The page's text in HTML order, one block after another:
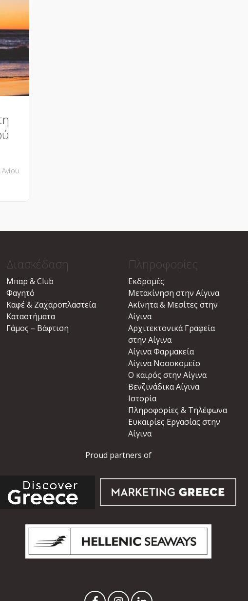
Αγίου
Διασκέδαση
Μπαρ & Club
Φαγητό
Καφέ & Ζαχαροπλαστεία
Καταστήματα
Γάμος – Βάφτιση
Πληροφορίες
Εκδρομές
Μετακίνηση στην Αίγινα
Ακίνητα & Μεσίτες στην
Αίγινα
Αρχιτεκτονικά Γραφεία
στην Αίγινα
Αίγινα Φαρμακεία
Αίγινα Νοσοκομείο
Ο καιρός στην Αίγινα
Βενζινάδικα Αίγινα
Ιστορία
Πληροφορίες & Τηλέφωνα
Ευκαιρίες Εργασίας στην
Αίγινα
Proud partners of